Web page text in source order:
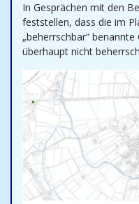
In Gesprächen mit den
feststellen, dass die im
„beherrschbar“
überhaupt nicht